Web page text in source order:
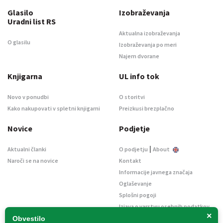
×
Obvestilo
Glasilo
Uradni list RS
O glasilu
Izobraževanja
Aktualna izobraževanja
Izobraževanja po meri
Najem dvorane
Knjigarna
Novo v ponudbi
Kako nakupovati v spletni knjigarni
UL info tok
O storitvi
Preizkusi brezplačno
Novice
Aktualni članki
Naroči se na novice
Podjetje
O podjetju | About
Kontakt
Informacije javnega značaja
Oglaševanje
Splošni pogoji
Izjava o varstvu osebnih podatkov